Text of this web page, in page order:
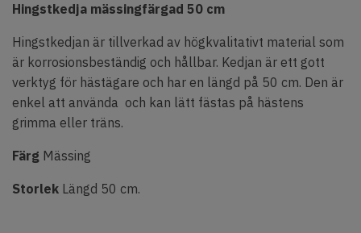
Hingstkedja mässingfärgad 50 cm
Hingstkedjan är tillverkad av högkvalitativt material som
är korrosionsbeständig och hållbar. Kedjan är ett gott
verktyg för hästägare och har en längd på 50 cm. Den är
enkel att använda och kan lätt fästas på hästens
grimma eller träns.
Färg Mässing
Storlek Längd 50 cm.